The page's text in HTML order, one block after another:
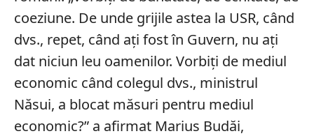
coeziune. De unde grijile astea la USR, când
dvs., repet, când aţi fost în Guvern, nu aţi
dat niciun leu oamenilor. Vorbiţi de mediul
economic când colegul dvs., ministrul
Năsui, a blocat măsuri pentru mediul
economic?” a afirmat Marius Budăi,